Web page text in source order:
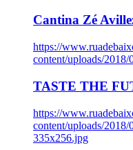
Cantina Zé
https://
content/uploads/
TASTE THE
https://
content/uploads/
335x256.jpg